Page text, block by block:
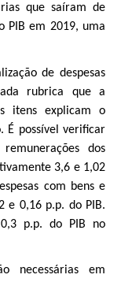
que saíram de
PIB em 2019, uma
de despesas
rubrica que a
itens explicam o
É possível verificar
dos
3,6 e 1,02
com bens e
e 0,16 p.p. do PIB.
p.p. do PIB no
necessárias em